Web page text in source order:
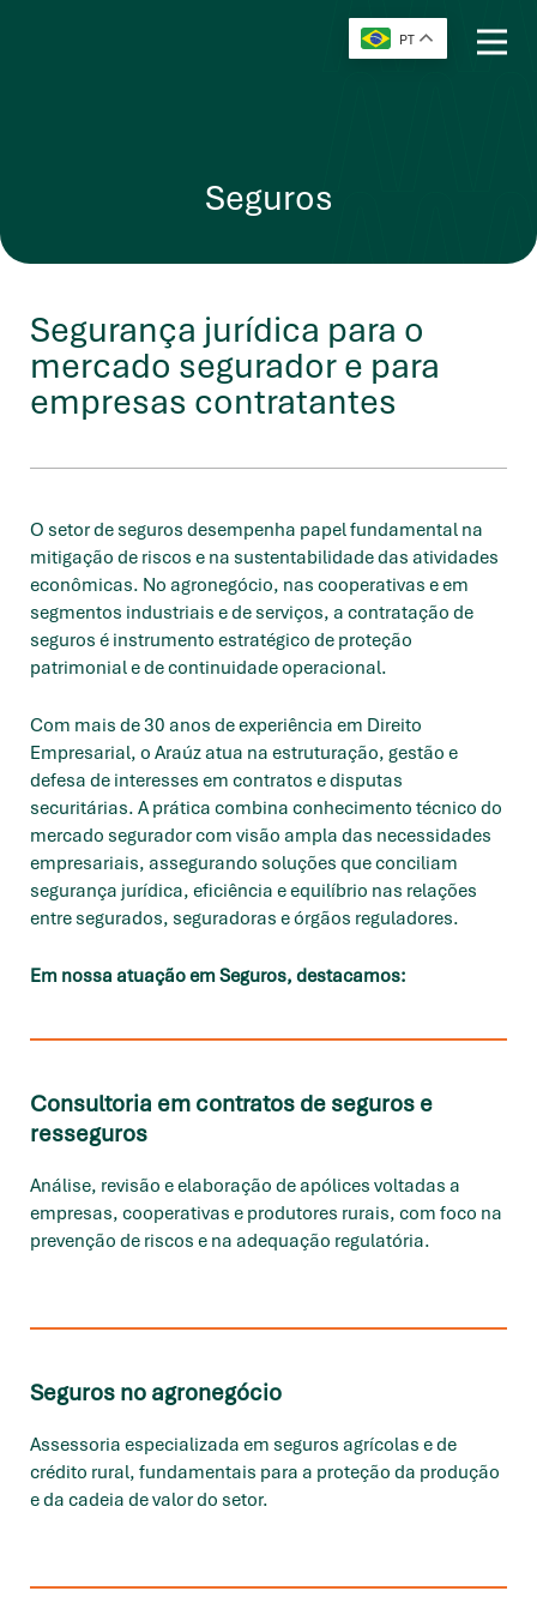
PT
Seguros
Segurança jurídica para o
mercado segurador e para
empresas contratantes
O setor de seguros desempenha papel fundamental na
mitigação de riscos e na sustentabilidade das atividades
econômicas. No agronegócio, nas cooperativas e em
segmentos industriais e de serviços, a contratação de
seguros é instrumento estratégico de proteção
patrimonial e de continuidade operacional.
Com mais de 30 anos de experiência em Direito
Empresarial, o Araúz atua na estruturação, gestão e
defesa de interesses em contratos e disputas
securitárias. A prática combina conhecimento técnico do
mercado segurador com visão ampla das necessidades
empresariais, assegurando soluções que conciliam
segurança jurídica, eficiência e equilíbrio nas relações
entre segurados, seguradoras e órgãos reguladores.
Em nossa atuação em Seguros, destacamos:
Consultoria em contratos de seguros e
resseguros
Análise, revisão e elaboração de apólices voltadas a
empresas, cooperativas e produtores rurais, com foco na
prevenção de riscos e na adequação regulatória.
Seguros no agronegócio
Assessoria especializada em seguros agrícolas e de
crédito rural, fundamentais para a proteção da produção
e da cadeia de valor do setor.